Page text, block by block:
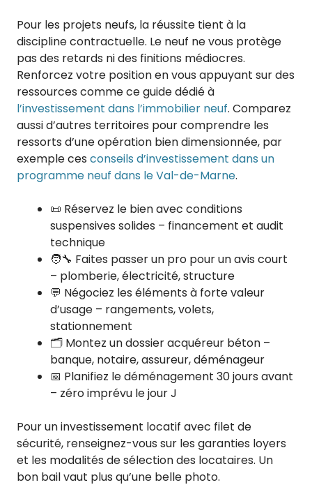
Pour les projets neufs, la réussite tient à la
discipline contractuelle. Le neuf ne vous protège
pas des retards ni des finitions médiocres.
Renforcez votre position en vous appuyant sur des
ressources comme ce guide dédié à
l’investissement dans l’immobilier neuf. Comparez
aussi d’autres territoires pour comprendre les
ressorts d’une opération bien dimensionnée, par
exemple ces conseils d’investissement dans un
programme neuf dans le Val-de-Marne.
📜 Réservez le bien avec conditions
suspensives solides – financement et audit
technique
🧑‍🔧 Faites passer un pro pour un avis court
– plomberie, électricité, structure
💬 Négociez les éléments à forte valeur
d’usage – rangements, volets,
stationnement
🗂️ Montez un dossier acquéreur béton –
banque, notaire, assureur, déménageur
📅 Planifiez le déménagement 30 jours avant
– zéro imprévu le jour J
Pour un investissement locatif avec filet de
sécurité, renseignez-vous sur les garanties loyers
et les modalités de sélection des locataires. Un
bon bail vaut plus qu’une belle photo.